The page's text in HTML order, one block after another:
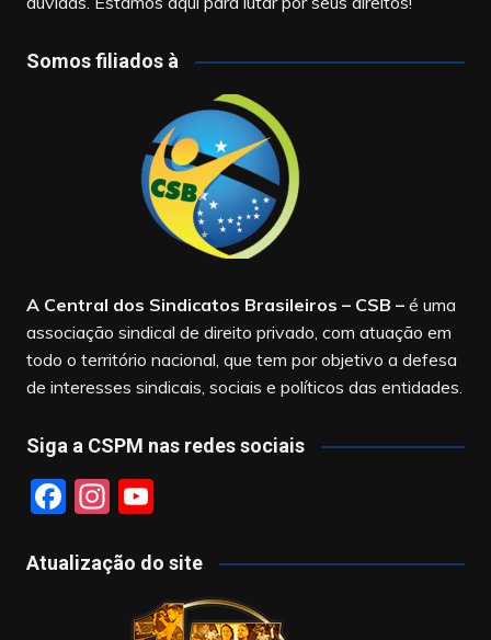
Somos filiados à
A Central dos Sindicatos Brasileiros – CSB –é uma
associação sindical de direito privado, com atuação em
todo o território nacional, que tem por objetivo a defesa
de interesses sindicais, sociais e políticos das entidades.
Siga a CSPM nas redes sociais
F
c
In
a
Y
u
T
Atualização do site